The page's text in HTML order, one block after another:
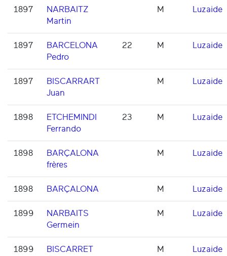
1897
NARBAITZ
Martin
M Luzaide
1897
BARCELONA
Pedro
22 M Luzaide
1897
BISCARRART
Juan
M Luzaide
1898
ETCHEMINDI
Ferrando
23 M Luzaide
1898
BARÇALONA
frères
M Luzaide
1898 BARÇALONA M Luzaide
1899
NARBAITS
Germein
M Luzaide
1899
BISCARRET
M Luzaide